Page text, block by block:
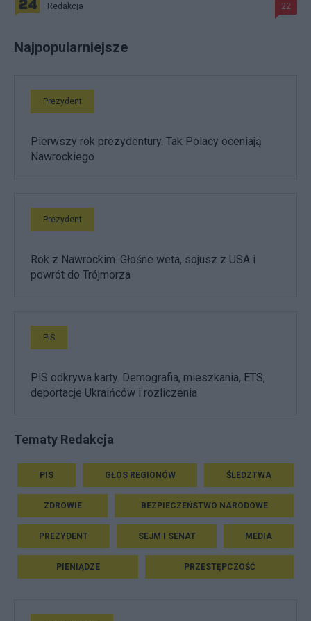
Redakcja 22
Najpopularniejsze
Prezydent
Pierwszy rok prezydentury. Tak Polacy oceniają
Nawrockiego
Prezydent
Rok z Nawrockim. Głośne weta, sojusz z USA i
powrót do Trójmorza
PiS
PiS odkrywa karty. Demografia, mieszkania, ETS,
deportacje Ukraińców i rozliczenia
Tematy Redakcja
PIS GŁOS REGIONÓW ŚLEDZTWA
ZDROWIE BEZPIECZEŃSTWO NARODOWE
PREZYDENT SEJM I SENAT MEDIA
PIENIĄDZE PRZESTĘPCZOŚĆ